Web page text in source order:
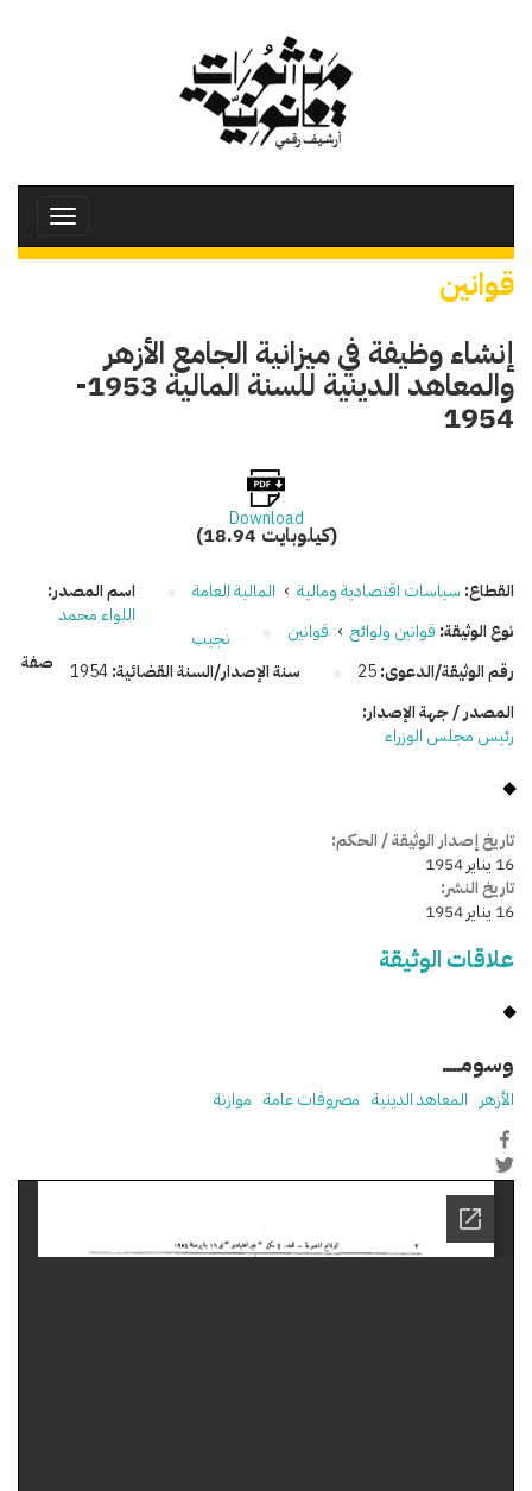
Toggle
قوانين
إنشاء وظيفة في ميزانية الجامع الأزهر
والمعاهد الدينية للسنة المالية 1953-
1954
Download
(18.94 كيلوبايت)
القطاع: سياسات اقتصادية ومالية › المالية العامة
نوع الوثيقة: قوانين ولوائح › قوانين
رقم الوثيقة/الدعوى:25 سنة الإصدار/السنة القضائية:1954
اسم المصدر:
اللواء محمد
نجيب
صفة
المصدر / جهة الإصدار:
رئيس مجلس الوزراء
تاريخ إصدار الوثيقة / الحكم:
16 يناير 1954
تاريخ النشر:
16 يناير 1954
علاقات الوثيقة
وسومـــــ
الأزهر المعاهد الدينية مصروفات عامة موازنة